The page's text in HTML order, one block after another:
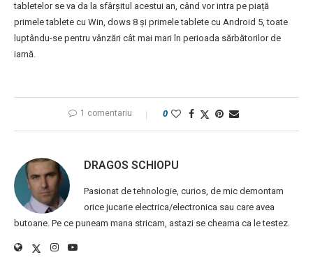
tabletelor se va da la sfârșitul acestui an, când vor intra pe piață
primele tablete cu Win, dows 8 și primele tablete cu Android 5, toate
luptându-se pentru vânzări cât mai mari în perioada sărbătorilor de
iarnă.
1 comentariu 0
DRAGOS SCHIOPU
Pasionat de tehnologie, curios, de mic demontam
orice jucarie electrica/electronica sau care avea
butoane. Pe ce puneam mana stricam, astazi se cheama ca le testez.